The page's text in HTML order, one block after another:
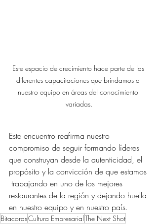
Este espacio de crecimiento hace parte de las
diferentes capacitaciones que brindamos a
nuestro equipo en áreas del conocimiento
variadas.
Este encuentro reafirma nuestro
compromiso de seguir formando líderes
que construyan desde la autenticidad, el
propósito y la convicción de que estamos
trabajando en uno de los mejores
restaurantes de la región y dejando huella
en nuestro equipo y en nuestro país.
BitacorasCultura Empresarial The Next Shot